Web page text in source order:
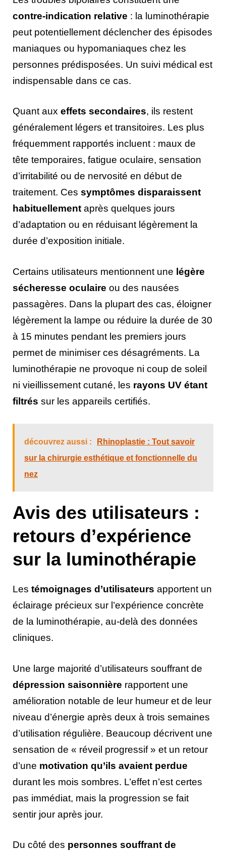
contre-indication relative : la luminothérapie
peut potentiellement déclencher des épisodes
maniaques ou hypomaniaques chez les
personnes prédisposées. Un suivi médical est
indispensable dans ce cas.
Quant aux effets secondaires, ils restent
généralement légers et transitoires. Les plus
fréquemment rapportés incluent : maux de
tête temporaires, fatigue oculaire, sensation
d’irritabilité ou de nervosité en début de
traitement. Ces symptômes disparaissent
habituellement après quelques jours
d’adaptation ou en réduisant légèrement la
durée d’exposition initiale.
Certains utilisateurs mentionnent une légère
sécheresse oculaire ou des nausées
passagères. Dans la plupart des cas, éloigner
légèrement la lampe ou réduire la durée de 30
à 15 minutes pendant les premiers jours
permet de minimiser ces désagréments. La
luminothérapie ne provoque ni coup de soleil
ni vieillissement cutané, les rayons UV étant
filtrés sur les appareils certifiés.
découvrez aussi :
Rhinoplastie : Tout savoir
sur la chirurgie esthétique et fonctionnelle du
nez
Avis des utilisateurs :
retours d’expérience
sur la luminothérapie
Les témoignages d’utilisateurs apportent un
éclairage précieux sur l’expérience concrète
de la luminothérapie, au-delà des données
cliniques.
Une large majorité d’utilisateurs souffrant de
dépression saisonnière rapportent une
amélioration notable de leur humeur et de leur
niveau d’énergie après deux à trois semaines
d’utilisation régulière. Beaucoup décrivent une
sensation de « réveil progressif » et un retour
d’une motivation qu’ils avaient perdue
durant les mois sombres. L’effet n’est certes
pas immédiat, mais la progression se fait
sentir jour après jour.
Du côté des personnes souffrant de